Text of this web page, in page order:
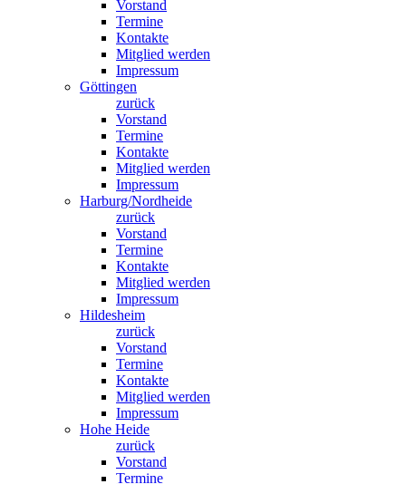
Vorstand
Termine
Kontakte
Mitglied werden
Impressum
Göttingen
zurück
Vorstand
Termine
Kontakte
Mitglied werden
Impressum
Harburg/Nordheide
zurück
Vorstand
Termine
Kontakte
Mitglied werden
Impressum
Hildesheim
zurück
Vorstand
Termine
Kontakte
Mitglied werden
Impressum
Hohe Heide
zurück
Vorstand
Termine